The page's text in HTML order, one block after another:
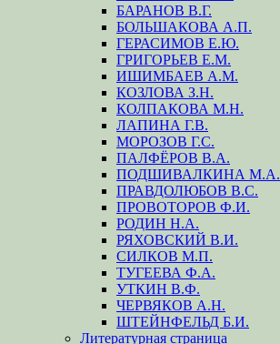
БАРАНОВ В.Г.
БОЛЬШАКОВА А.П.
ГЕРАСИМОВ Е.Ю.
ГРИГОРЬЕВ Е.М.
ИШИМБАЕВ А.М.
КОЗЛОВА З.Н.
КОЛПАКОВА М.Н.
ЛАПИНА Г.В.
МОРОЗОВ Г.С.
ПАЛФЁРОВ В.А.
ПОДШИВАЛКИНА М.А.
ПРАВДОЛЮБОВ В.С.
ПРОВОТОРОВ Ф.И.
РОДИН Н.А.
РЯХОВСКИЙ В.И.
СИЛКОВ М.П.
ТУГЕЕВА Ф.А.
УТКИН В.Ф.
ЧЕРВЯКОВ А.Н.
ШТЕЙНФЕЛЬД Б.И.
Литературная страница